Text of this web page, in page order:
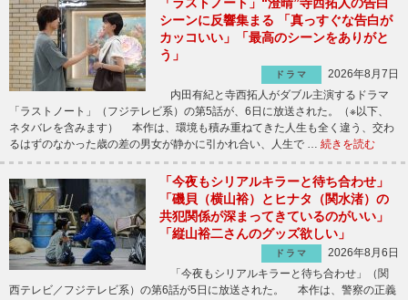
シーンに反響集まる 「真っすぐな告白が
カッコいい」「最高のシーンをありがと
う」
ドラマ
2026年8月7日
内田有紀と寺西拓人がダブル主演するドラマ
「ラストノート」（フジテレビ系）の第5話が、6日に放送された。（※以下、
ネタバレを含みます） 本作は、環境も積み重ねてきた人生も全く違う、交わ
るはずのなかった歳の差の男女が静かに引かれ合い、人生で … 続きを読む
「今夜もシリアルキラーと待ち合わせ」
「磯貝（横山裕）とヒナタ（関水渚）の
共犯関係が深まってきているのがいい」
「縦山裕二さんのグッズ欲しい」
ドラマ
2026年8月6日
「今夜もシリアルキラーと待ち合わせ」（関
西テレビ／フジテレビ系）の第6話が5日に放送された。 本作は、警察の正義